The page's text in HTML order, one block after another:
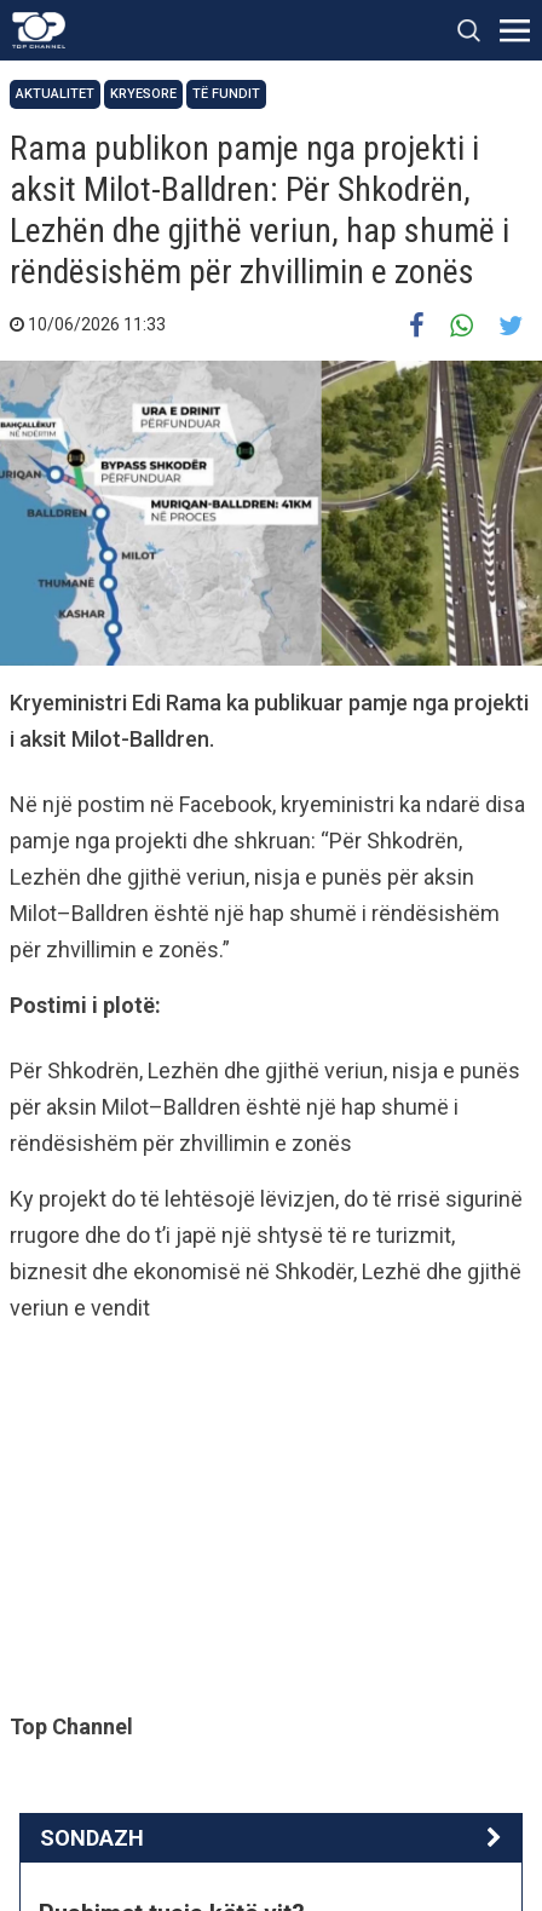
AKTUALITET KRYESORE TË FUNDIT
Rama publikon pamje nga projekti i
aksit Milot-Balldren: Për Shkodrën,
Lezhën dhe gjithë veriun, hap shumë i
rëndësishëm për zhvillimin e zonës
10/06/2026 11:33
Kryeministri Edi Rama ka publikuar pamje nga projekti
i aksit Milot-Balldren.
Në një postim në Facebook, kryeministri ka ndarë disa
pamje nga projekti dhe shkruan: “Për Shkodrën,
Lezhën dhe gjithë veriun, nisja e punës për aksin
Milot–Balldren është një hap shumë i rëndësishëm
për zhvillimin e zonës.”
Postimi i plotë:
Për Shkodrën, Lezhën dhe gjithë veriun, nisja e punës
për aksin Milot–Balldren është një hap shumë i
rëndësishëm për zhvillimin e zonës
Ky projekt do të lehtësojë lëvizjen, do të rrisë sigurinë
rrugore dhe do t’i japë një shtysë të re turizmit,
biznesit dhe ekonomisë në Shkodër, Lezhë dhe gjithë
veriun e vendit
Top Channel
SONDAZH